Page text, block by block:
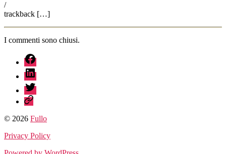
/
trackback […]
I commenti sono chiusi.
fb
linkedin
twitter
sessionize
© 2026 Fullo
Privacy Policy